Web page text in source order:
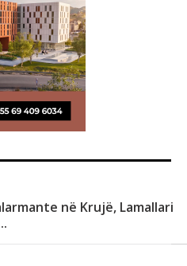
në Krujë, Lamallari